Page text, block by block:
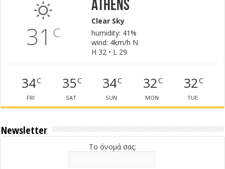
31 C
Athens
Clear Sky
humidity: 41%
wind: 4km/h N
H 32 • L 29
34C
FRI
35C
SAT
34C
SUN
32C
MON
32C
TUE
Newsletter
Το όνομά σας: